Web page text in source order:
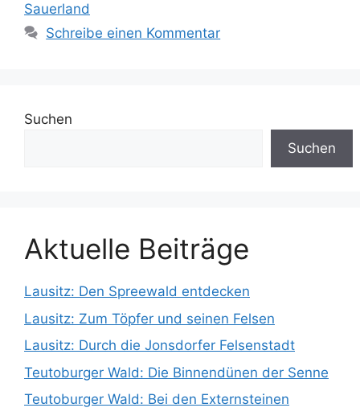
Sauerland
Schreibe einen Kommentar
Suchen
Suchen
Aktuelle Beiträge
Lausitz: Den Spreewald entdecken
Lausitz: Zum Töpfer und seinen Felsen
Lausitz: Durch die Jonsdorfer Felsenstadt
Teutoburger Wald: Die Binnendünen der Senne
Teutoburger Wald: Bei den Externsteinen